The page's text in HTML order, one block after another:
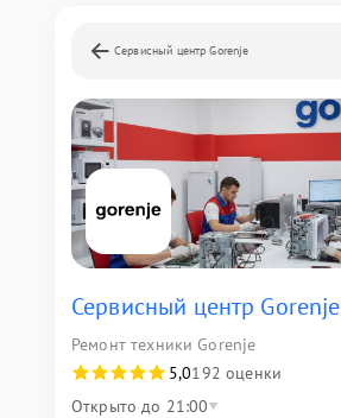
Сервисный центр Gorenje
Сервисный центр Gorenje
Ремонт техники Gorenje
5,0192 оценки
Открыто до 21:00